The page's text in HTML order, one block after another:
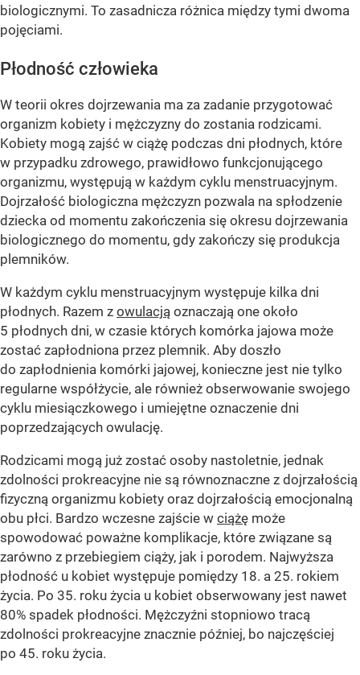
biologicznymi. To zasadnicza różnica między tymi dwoma
pojęciami.
Płodność człowieka
W teorii okres dojrzewania ma za zadanie przygotować
organizm kobiety i mężczyzny do zostania rodzicami.
Kobiety mogą zajść w ciążę podczas dni płodnych, które
w przypadku zdrowego, prawidłowo funkcjonującego
organizmu, występują w każdym cyklu menstruacyjnym.
Dojrzałość biologiczna mężczyzn pozwala na spłodzenie
dziecka od momentu zakończenia się okresu dojrzewania
biologicznego do momentu, gdy zakończy się produkcja
plemników.
W każdym cyklu menstruacyjnym występuje kilka dni
płodnych. Razem z owulacją oznaczają one około
5 płodnych dni, w czasie których komórka jajowa może
zostać zapłodniona przez plemnik. Aby doszło
do zapłodnienia komórki jajowej, konieczne jest nie tylko
regularne współżycie, ale również obserwowanie swojego
cyklu miesiączkowego i umiejętne oznaczenie dni
poprzedzających owulację.
Rodzicami mogą już zostać osoby nastoletnie, jednak
zdolności prokreacyjne nie są równoznaczne z dojrzałością
fizyczną organizmu kobiety oraz dojrzałością emocjonalną
obu płci. Bardzo wczesne zajście w ciążę może
spowodować poważne komplikacje, które związane są
zarówno z przebiegiem ciąży, jak i porodem. Najwyższa
płodność u kobiet występuje pomiędzy 18. a 25. rokiem
życia. Po 35. roku życia u kobiet obserwowany jest nawet
80% spadek płodności. Mężczyźni stopniowo tracą
zdolności prokreacyjne znacznie później, bo najczęściej
po 45. roku życia.